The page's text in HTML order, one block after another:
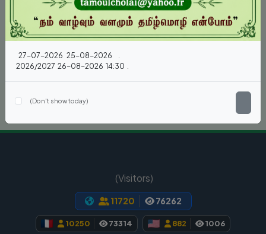
பார்வையாளர்கள் (Visitors)
11720 76262
10250 73314 882 1006
தமிழ்ச்சோலைத் தலைமைப் பணியகம் 27-07-2026 திங்கள்கிழமை முதல் 25-08-2026 செவ்வாய்க் கிழமை வரை கோடைவிடுமுறைக்காக மூடப்பட்டிருக்கும்.
மீண்டும் 2026/2027 கல்வியாண்டிற்காக 26-08-2026 புதன்கிழமை 14:30 இற்குத் திறக்கப்படும்.
இன்று மீண்டும் காட்ட வேண்டாம் (Don't show today)